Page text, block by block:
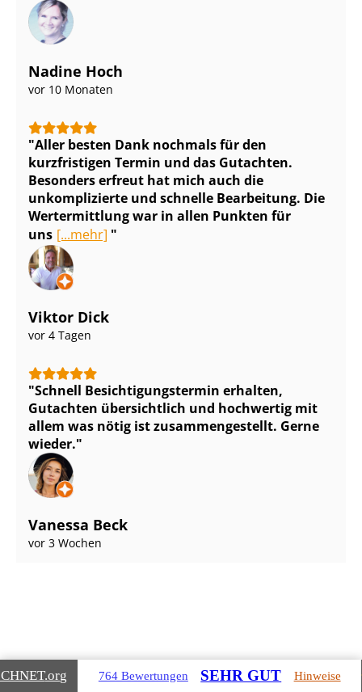
Nadine Hoch
vor 10 Monaten
Aller besten Dank nochmals für den
kurzfristigen Termin und das Gutachten.
Besonders erfreut hat mich auch die
unkomplizierte und schnelle Bearbeitung. Die
Wertermittlung war in allen Punkten für
uns [...mehr]
Viktor Dick
vor 4 Tagen
Schnell Be­sich­ti­gungs­ter­min erhalten,
Gutachten übersichtlich und hochwertig mit
allem was nötig ist zu­sam­men­ge­stellt. Gerne
wieder.
Vanessa Beck
vor 3 Wochen
Gebäudearten, die wir für Sie
.org 764 Bewertungen SEHR GUT Hinweise